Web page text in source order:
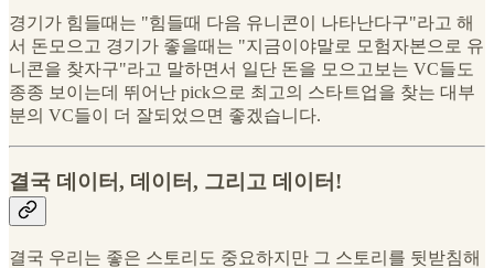
경기가 힘들때는 "힘들때 다음 유니콘이 나타난다구"라고 해
서 돈모으고 경기가 좋을때는 "지금이야말로 모험자본으로 유
니콘을 찾자구"라고 말하면서 일단 돈을 모으고보는 VC들도
종종 보이는데 뛰어난 pick으로 최고의 스타트업을 찾는 대부
분의 VC들이 더 잘되었으면 좋겠습니다.
결국 데이터, 데이터, 그리고 데이터!
결국 우리는 좋은 스토리도 중요하지만 그 스토리를 뒷받침해